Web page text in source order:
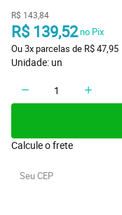
R$ 143,84
R$ 139,52 no Pix
Ou 3x parcelas de R$ 47,95
Unidade: un
Calcule o frete